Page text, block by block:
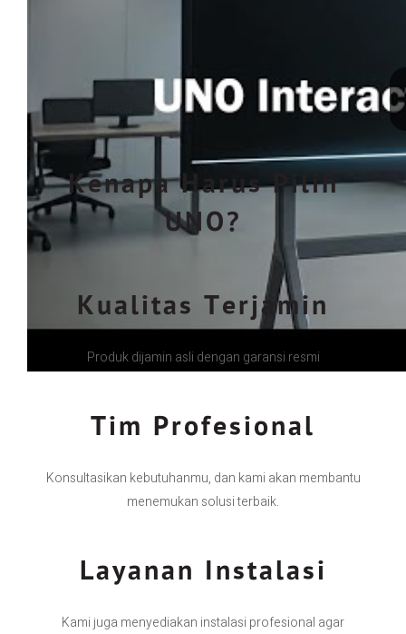
Kenapa Harus Pilih
UNO?
Kualitas Terjamin
Produk dijamin asli dengan garansi resmi
Tim Profesional
Konsultasikan kebutuhanmu, dan kami akan membantu
menemukan solusi terbaik.
Layanan Instalasi
Kami juga menyediakan instalasi profesional agar